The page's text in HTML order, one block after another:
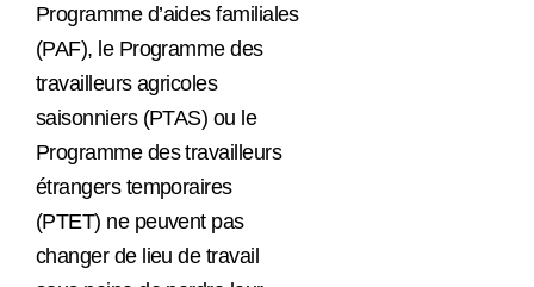
Programme d’aides familiales
(PAF), le Programme des
travailleurs agricoles
saisonniers (PTAS) ou le
Programme des travailleurs
étrangers temporaires
(PTET) ne peuvent pas
changer de lieu de travail